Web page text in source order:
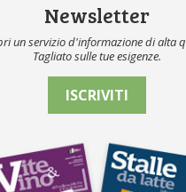
Newsletter
un servizio d'informazione di alta
Tagliato sulle tue esigenze.
ISCRIVITI